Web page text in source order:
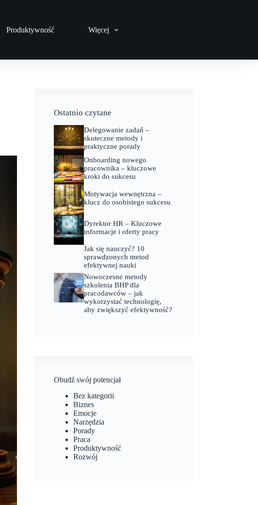
Produktywność Więcej
Ostatnio czytane
Delegowanie zadań –
skuteczne metody i
praktyczne porady
Onboarding nowego
pracownika – kluczowe
kroki do sukcesu
Motywacja wewnętrzna –
klucz do osobistego sukcesu
Dyrektor HR – Kluczowe
informacje i oferty pracy
Jak się nauczyć? 10
sprawdzonych metod
efektywnej nauki
Nowoczesne metody
szkolenia BHP dla
pracodawców – jak
wykorzystać technologię,
aby zwiększyć efektywność?
Obudź swój potencjał
Bez kategorii
Biznes
Emocje
Narzędzia
Porady
Praca
Produktywność
Rozwój